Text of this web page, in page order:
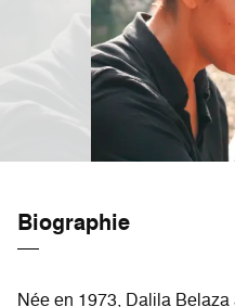
Biographie
Née en 1973, Dalila